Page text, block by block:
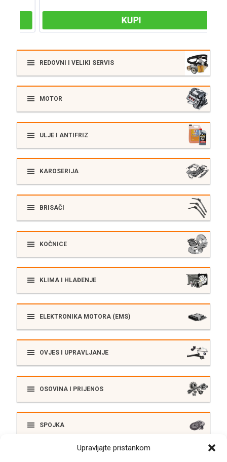
Upravljajte pristankom
KUPI
REDOVNI I VELIKI SERVIS
MOTOR
ULJE I ANTIFRIZ
KAROSERIJA
BRISAČI
KOČNICE
KLIMA I HLAĐENJE
ELEKTRONIKA MOTORA (EMS)
OVJES I UPRAVLJANJE
OSOVINA I PRIJENOS
SPOJKA